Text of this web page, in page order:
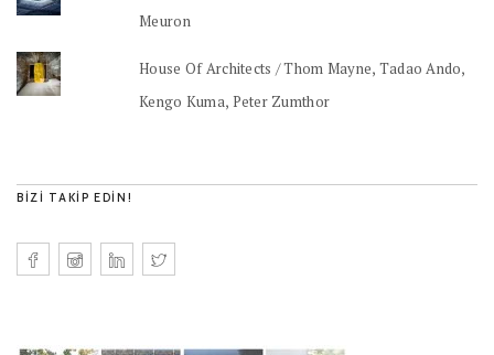
Meuron
House Of Architects / Thom Mayne, Tadao Ando,
Kengo Kuma, Peter Zumthor
BIZI TAKIP EDIN!